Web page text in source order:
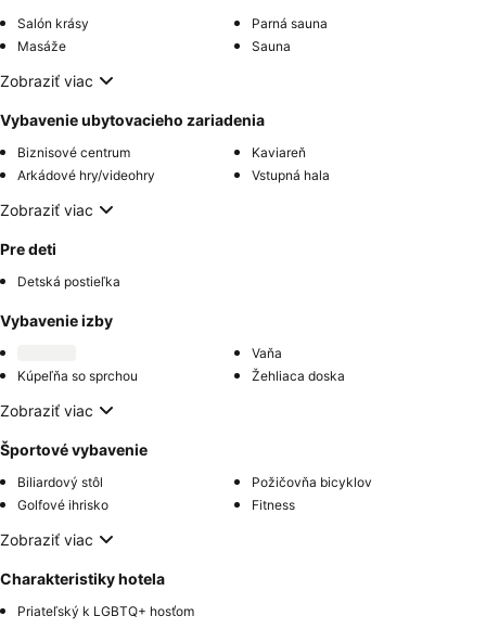
Salón krásy
Parná sauna
Masáže
Sauna
Zobraziť viac
Vybavenie ubytovacieho zariadenia
Biznisové centrum
Kaviareň
Arkádové hry/videohry
Vstupná hala
Zobraziť viac
Pre deti
Detská postieľka
Vybavenie izby
Vaňa
Kúpeľňa so sprchou
Žehliaca doska
Zobraziť viac
Športové vybavenie
Biliardový stôl
Požičovňa bicyklov
Golfové ihrisko
Fitness
Zobraziť viac
Charakteristiky hotela
Priateľský k LGBTQ+ hosťom